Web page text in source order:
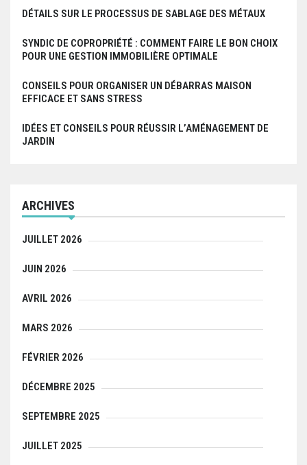
DÉTAILS SUR LE PROCESSUS DE SABLAGE DES MÉTAUX
SYNDIC DE COPROPRIÉTÉ : COMMENT FAIRE LE BON CHOIX
POUR UNE GESTION IMMOBILIÈRE OPTIMALE
CONSEILS POUR ORGANISER UN DÉBARRAS MAISON
EFFICACE ET SANS STRESS
IDÉES ET CONSEILS POUR RÉUSSIR L’AMÉNAGEMENT DE
JARDIN
ARCHIVES
JUILLET 2026
JUIN 2026
AVRIL 2026
MARS 2026
FÉVRIER 2026
DÉCEMBRE 2025
SEPTEMBRE 2025
JUILLET 2025